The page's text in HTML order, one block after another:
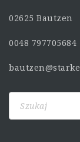
02625 Bautzen
0048 797705684